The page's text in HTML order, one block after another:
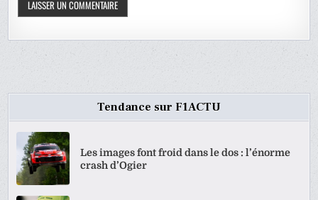
Tendance sur F1ACTU
Les images font froid dans le dos : l’énorme
crash d’Ogier